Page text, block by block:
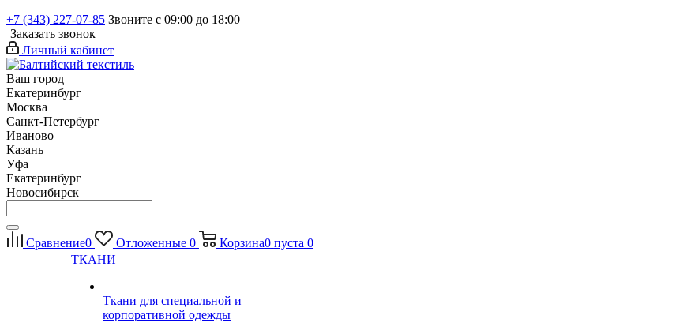
+7 (343) 227-07-85 Звоните с 09:00 до 18:00
Заказать звонок
Личный кабинет
Ваш город
Екатеринбург
Москва
Санкт-Петербург
Иваново
Казань
Уфа
Екатеринбург
Новосибирск
Сравнение0 Отложенные 0 Корзина0 пуста 0
ТКАНИ
Ткани для специальной и
корпоративной одежды